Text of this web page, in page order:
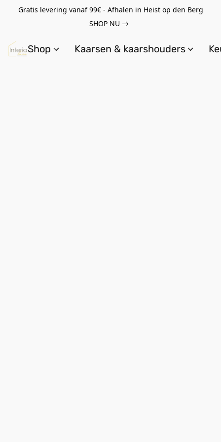
Gratis levering vanaf 99€ - Afhalen in Heist op den Berg
SHOP NU
Shop Kaarsen & kaarshouders